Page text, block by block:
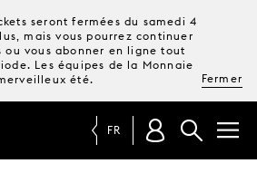
seront fermées du samedi 4
mais vous pourrez continuer
ou vous abonner en ligne tout
Les équipes de la Monnaie
été.
Fermer
FR